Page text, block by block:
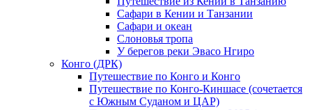
Сафари в Кении и Танзании
Сафари и океан
Слоновья тропа
У берегов реки Эвасо Нгиро
Конго (ДРК)
Путешествие по Конго и Конго
Путешествие по Конго-Киншасе (сочетается
с Южным Суданом и ЦАР)